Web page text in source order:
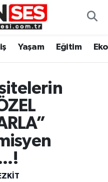
Yaşam Eğitim
ve Fikstür